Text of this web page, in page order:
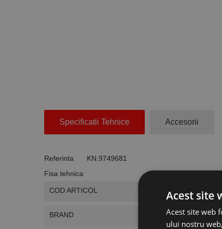
Specificatii Tehnice Accesorii
Referinta
KN.9749681
Fisa tehnica
COD ARTICOL
BRAND
Acest site
Acest site web
ului nostru